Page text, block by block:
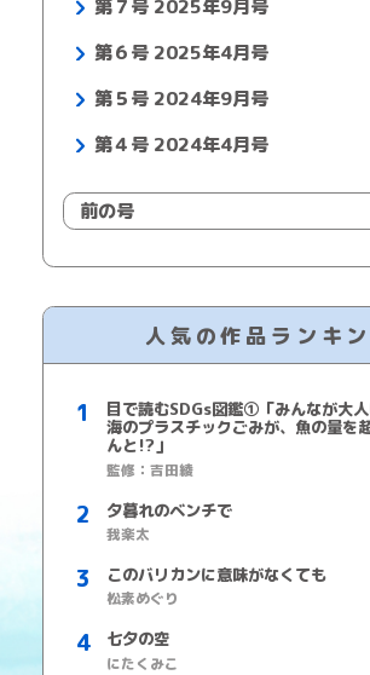
第７号 2025年9月号
第６号 2025年4月号
第５号 2024年9月号
第４号 2024年4月号
前の号
人気の作品ランキ
目で読むSDGs図鑑①「みんなが大人
海のプラスチックごみが、魚の量を
んと!?」
監修：吉田綾
夕暮れのベンチで
我楽太
このバリカンに意味がなくても
松素めぐり
七夕の空
にたくみこ